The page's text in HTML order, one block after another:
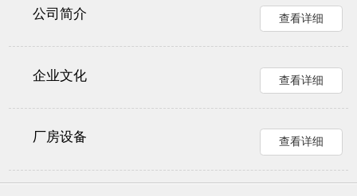
公司简介 查看详细
企业文化 查看详细
厂房设备 查看详细